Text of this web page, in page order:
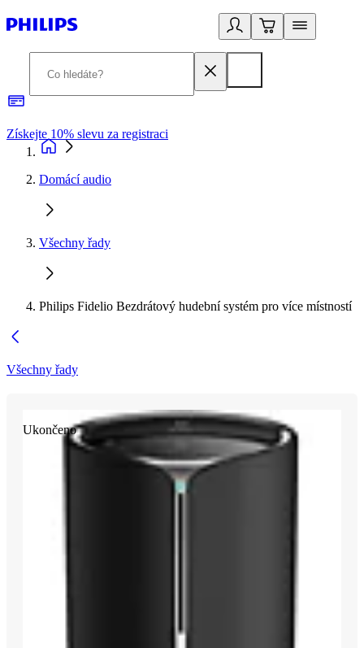
Získejte 10% slevu za registraci
Domácí audio
Všechny řady
Philips Fidelio Bezdrátový hudební systém pro více místností
Všechny řady
Ukončeno